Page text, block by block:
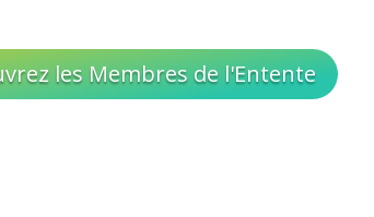
les Membres de l'Entente